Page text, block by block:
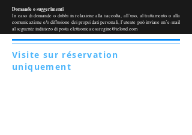
Domande o suggerimenti
In caso di domande o dubbi in relazione alla raccolta, all’uso, al trattamento o alla
comunicazione e/o diffusione dei propri dati personali, l’utente può inviare un’e-mail
al seguente indirizzo di posta elettronica:esaregine@icloud.com
Visite sur réservation
uniquement